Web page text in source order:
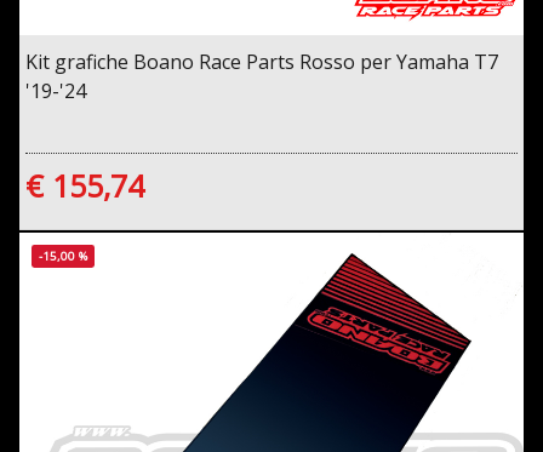
Kit grafiche Boano Race Parts Rosso per Yamaha T7
'19-'24
€ 155,74
-15,00 %